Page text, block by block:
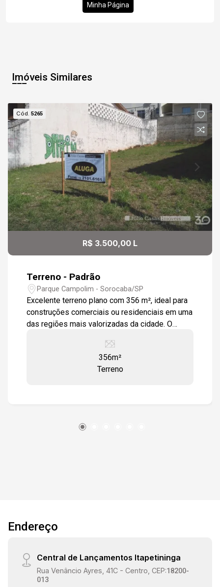
Minha Página
Imóveis Similares
Cód.5265
R$ 3.500,00 L
Terreno - Padrão
Parque Campolim - Sorocaba/SP
Excelente terreno plano com 356 m², ideal para
construções comerciais ou residenciais em uma
das regiões mais valorizadas da cidade. O
Antônio Carlos Comitre, uma das principais vias
do Parque Campolim, com fácil acesso a
comércios, serviços e avenidas estratégicas de
Próximo a restaurantes, shoppings e áreas de
356m²
Terreno
Endereço
Central de Lançamentos Itapetininga
Rua Venâncio Ayres, 41C - Centro, CEP:18200-
013